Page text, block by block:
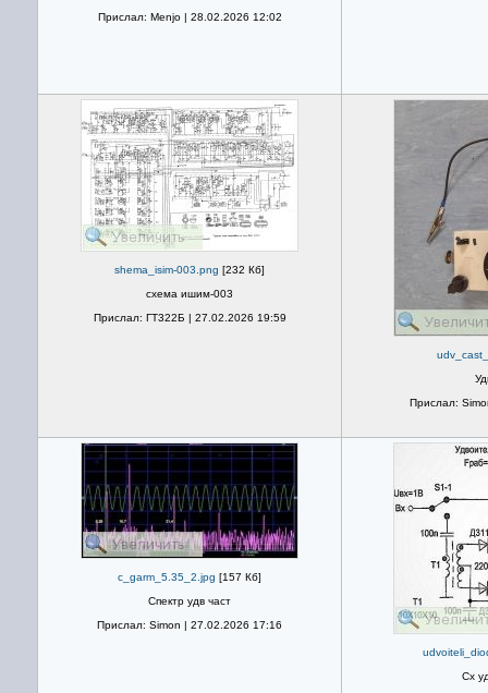
Прислал: Menjo | 28.02.2026 12:02
shema_isim-003.png [232 Кб]
схема ишим-003
Прислал: ГТ322Б | 27.02.2026 19:59
Прислал:
c_garm_5.35_2.jpg [157 Кб]
Спектр удв част
Прислал: Simon | 27.02.2026 17:16
Сх